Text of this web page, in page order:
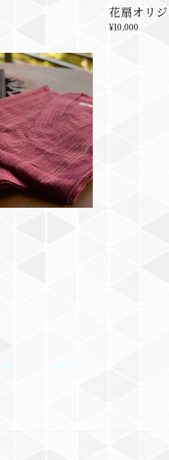
花扇オリ
¥10,000